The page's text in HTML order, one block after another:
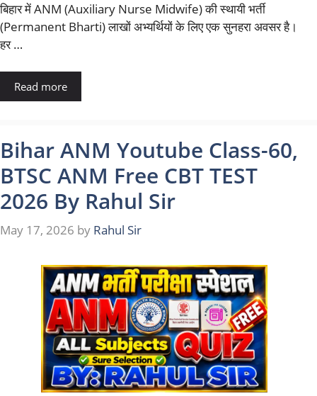
बिहार में ANM (Auxiliary Nurse Midwife) की स्थायी भर्ती
(Permanent Bharti) लाखों अभ्यर्थियों के लिए एक सुनहरा अवसर है।
हर …
Read more
Bihar ANM Youtube Class-60,
BTSC ANM Free CBT TEST
2026 By Rahul Sir
May 17, 2026 by Rahul Sir